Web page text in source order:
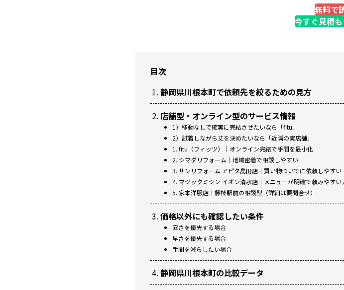
無料で
今すぐ見積
目次
静岡県川根本町で依頼先を絞るための見方
店舗型・オンライン型のサービス情報
1）移動なしで確実に完結させたいなら「fitu」
2）試着しながら丈を決めたいなら「近隣の実店舗」
1. fitu（フィッツ）｜オンライン完結で手間を最小化
2. シマダリフォーム｜地域密着で相談しやすい
3. サンリフォーム アピタ島田店｜買い物ついでに依頼しやすい
4. マジックミシン イオン清水店｜メニューが明確で頼みやすい
5. 家本洋服店｜藤枝駅前の相談型（詳細は要問合せ）
価格以外にも確認したい条件
安さを優先する場合
早さを優先する場合
手間を減らしたい場合
静岡県川根本町の比較データ